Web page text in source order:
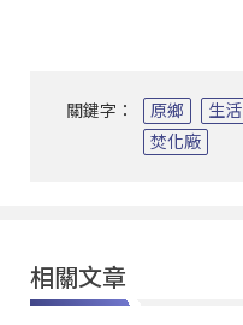
關鍵字： 原鄉 生活
焚化廠
相關文章